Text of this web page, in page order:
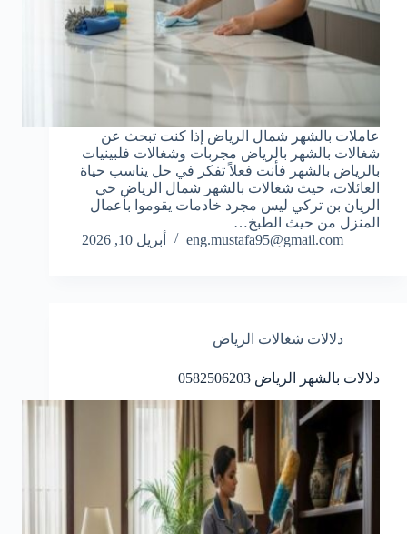
عاملات بالشهر شمال الرياض إذا كنت تبحث عن
شغالات بالشهر بالرياض مجربات وشغالات فلبينيات
بالرياض بالشهر فأنت فعلاً تفكر في حل يناسب حياة
العائلات، حيث شغالات بالشهر شمال الرياض حي
الريان بن تركي ليس مجرد خادمات يقوموا بأعمال
المنزل من حيث الطبخ…
eng.mustafa95@gmail.com
أبريل 10, 2026
دلالات شغالات الرياض
دلالات بالشهر الرياض 0582506203